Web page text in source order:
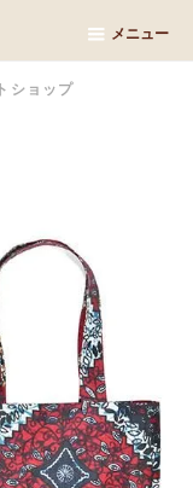
ショップ
メニュー